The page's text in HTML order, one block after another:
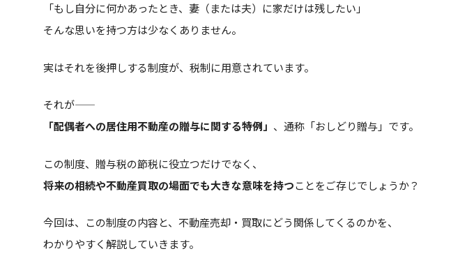
「もし自分に何かあったとき、妻（または夫）に家だけは残したい」
そんな思いを持つ方は少なくありません。
実はそれを後押しする制度が、税制に用意されています。
それが――
「配偶者への居住用不動産の贈与に関する特例」 、通称「おしどり贈与」です。
この制度、贈与税の節税に役立つだけでなく、
将来の相続や不動産買取の場面でも大きな意味を持つことをご存じでしょうか？
今回は、この制度の内容と、不動産売却・買取にどう関係してくるのかを、
わかりやすく解説していきます。